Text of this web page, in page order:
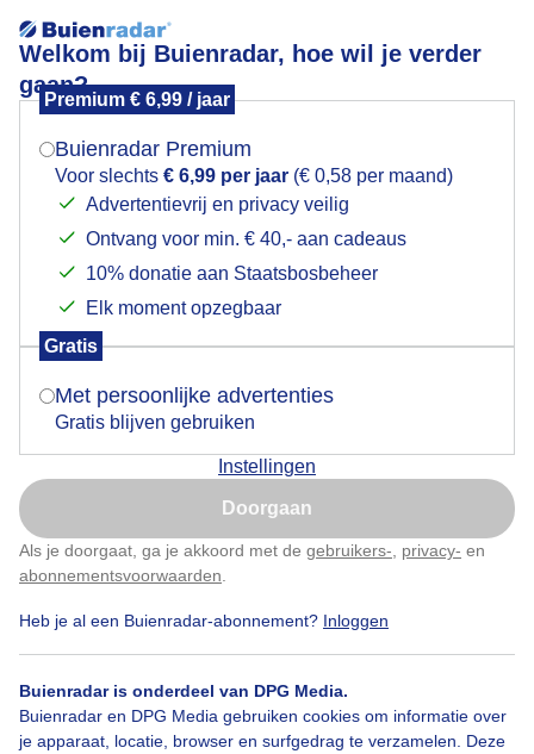
Welkom bij Buienradar, hoe wil je verder
gaan?
Premium € 6,99 / jaar
Buienradar Premium
Voor slechts € 6,99 per jaar (€ 0,58 per maand)
Advertentievrij en privacy veilig
Ontvang voor min. € 40,- aan cadeaus
10% donatie aan Staatsbosbeheer
Elk moment opzegbaar
Gratis
Met persoonlijke advertenties
Gratis blijven gebruiken
Instellingen
Doorgaan
Als je doorgaat, ga je akkoord met de gebruikers- privacy- en
abonnementsvoorwaarden
Heb je al een Buienradar-abonnement? Inloggen
Buienradar is onderdeel van DPG Media.
Buienradar en DPG Media gebruiken cookies om informatie over
je apparaat, locatie, browser en surfgedrag te verzamelen. Deze
Buienlucht in Midden-Nederland tweede helft middag
Nederland trekt kort na 16:00 uur. Een brede
buienlucht die echt als een lijn in de lucht mooi
zichtbaar is.
Door: Arco Visser Gemaakt: 16-05-2026, 79x bekeken
Buienlucht Regen Wolken
Mogen we je locatie gebruiken voor het
Indien je hier nog geen akkoord op hebt gegeven,
verschijnt er zo een pop-up uit je browser waarin
Is goed, toon de popup
Nu niet, misschien later
Klik hierom dit aan te passen